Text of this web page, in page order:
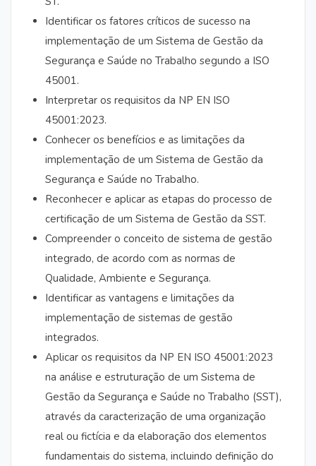
Identificar os fatores críticos de sucesso na
implementação de um Sistema de Gestão da
Segurança e Saúde no Trabalho segundo a ISO
45001.
Interpretar os requisitos da NP EN ISO
45001:2023.
Conhecer os benefícios e as limitações da
implementação de um Sistema de Gestão da
Segurança e Saúde no Trabalho.
Reconhecer e aplicar as etapas do processo de
certificação de um Sistema de Gestão da SST.
Compreender o conceito de sistema de gestão
integrado, de acordo com as normas de
Qualidade, Ambiente e Segurança.
Identificar as vantagens e limitações da
implementação de sistemas de gestão
integrados.
Aplicar os requisitos da NP EN ISO 45001:2023
na análise e estruturação de um Sistema de
Gestão da Segurança e Saúde no Trabalho (SST),
através da caracterização de uma organização
real ou fictícia e da elaboração dos elementos
fundamentais do sistema, incluindo definição do